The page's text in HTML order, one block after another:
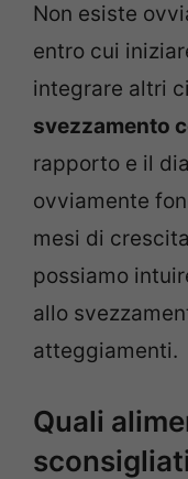
Non esiste
entro cui
integrare altri
svezzamento
rapporto e il
ovviamente
mesi di
possiamo
allo
atteggiamenti.
Quali